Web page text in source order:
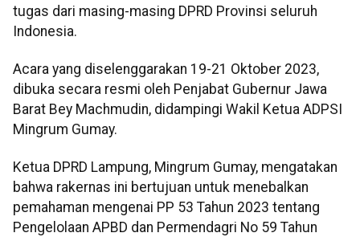
tugas dari masing-masing DPRD Provinsi seluruh
Indonesia.
Acara yang diselenggarakan 19-21 Oktober 2023,
dibuka secara resmi oleh Penjabat Gubernur Jawa
Barat Bey Machmudin, didampingi Wakil Ketua ADPSI
Mingrum Gumay.
Ketua DPRD Lampung, Mingrum Gumay, mengatakan
bahwa rakernas ini bertujuan untuk menebalkan
pemahaman mengenai PP 53 Tahun 2023 tentang
Pengelolaan APBD dan Permendagri No 59 Tahun